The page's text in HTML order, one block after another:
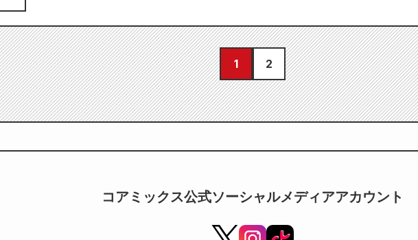
1 2
コアミックス公式ソーシャルメディアアカウント